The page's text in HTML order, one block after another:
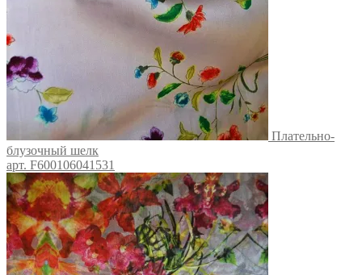
Плательно-
блузочный шелк
арт. F600106041531